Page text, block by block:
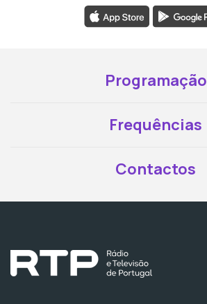
Programação
Frequências
Contactos